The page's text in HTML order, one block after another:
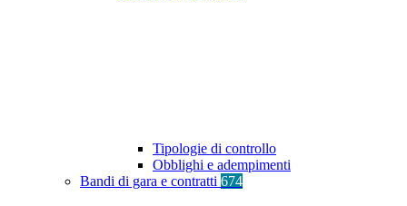
Tipologie di controllo
Obblighi e adempimenti
Bandi di gara e contratti 674